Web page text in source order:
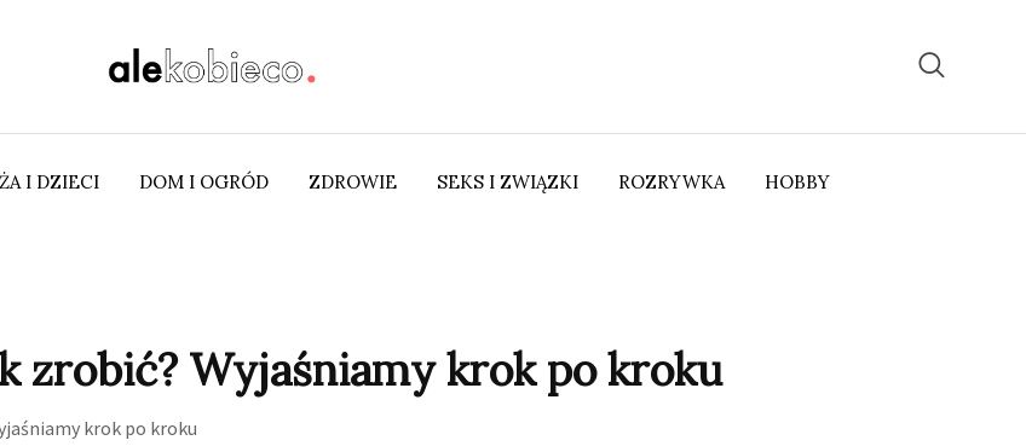
I DZIECI DOM I OGRÓD ZDROWIE SEKS I ZWIĄZKI ROZRYWKA HOBBY
zrobić? Wyjaśniamy krok po kroku
krok po kroku